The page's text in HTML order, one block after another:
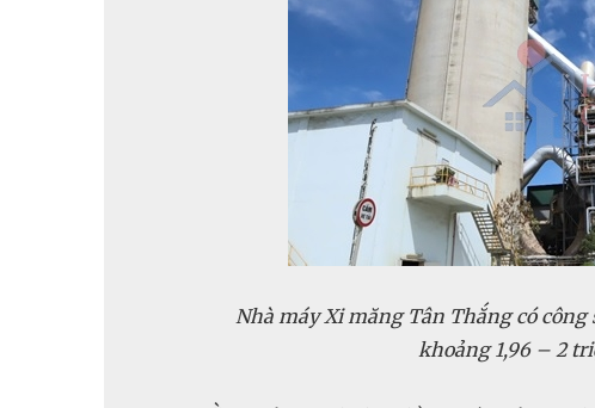
Nhà máy Xi măng Tân Thắng có
khoảng 1,96 – 2